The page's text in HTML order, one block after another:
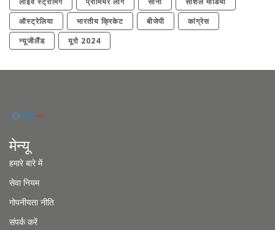
ऑस्ट्रेलिया
भारतीय क्रिकेट बीजेपी
कांग्रेस
न्यूजीलैंड
यूरो 2024
मेन्यू
हमारे बारे में
सेवा नियम
गोपनीयता नीति
संपर्क करें